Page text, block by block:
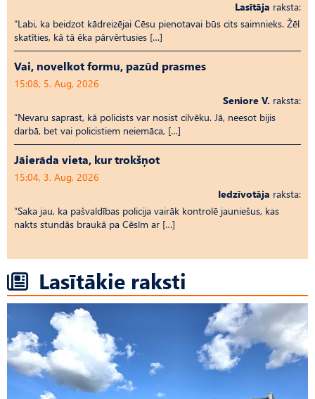
Lasītāja raksta:
“Labi, ka beidzot kādreizējai Cēsu pienotavai būs cits saimnieks. Žēl
skatīties, kā tā ēka pārvērtusies […]
Vai, novelkot formu, pazūd prasmes
15:08, 5. Aug, 2026
Seniore V. raksta:
“Nevaru saprast, kā policists var nosist cilvēku. Jā, neesot bijis
darbā, bet vai policistiem neiemāca, […]
Jāierāda vieta, kur trokšņot
15:04, 3. Aug, 2026
Iedzīvotāja raksta:
“Saka jau, ka pašvaldības policija vairāk kontrolē jauniešus, kas
nakts stundās braukā pa Cēsīm ar […]
Lasītākie raksti